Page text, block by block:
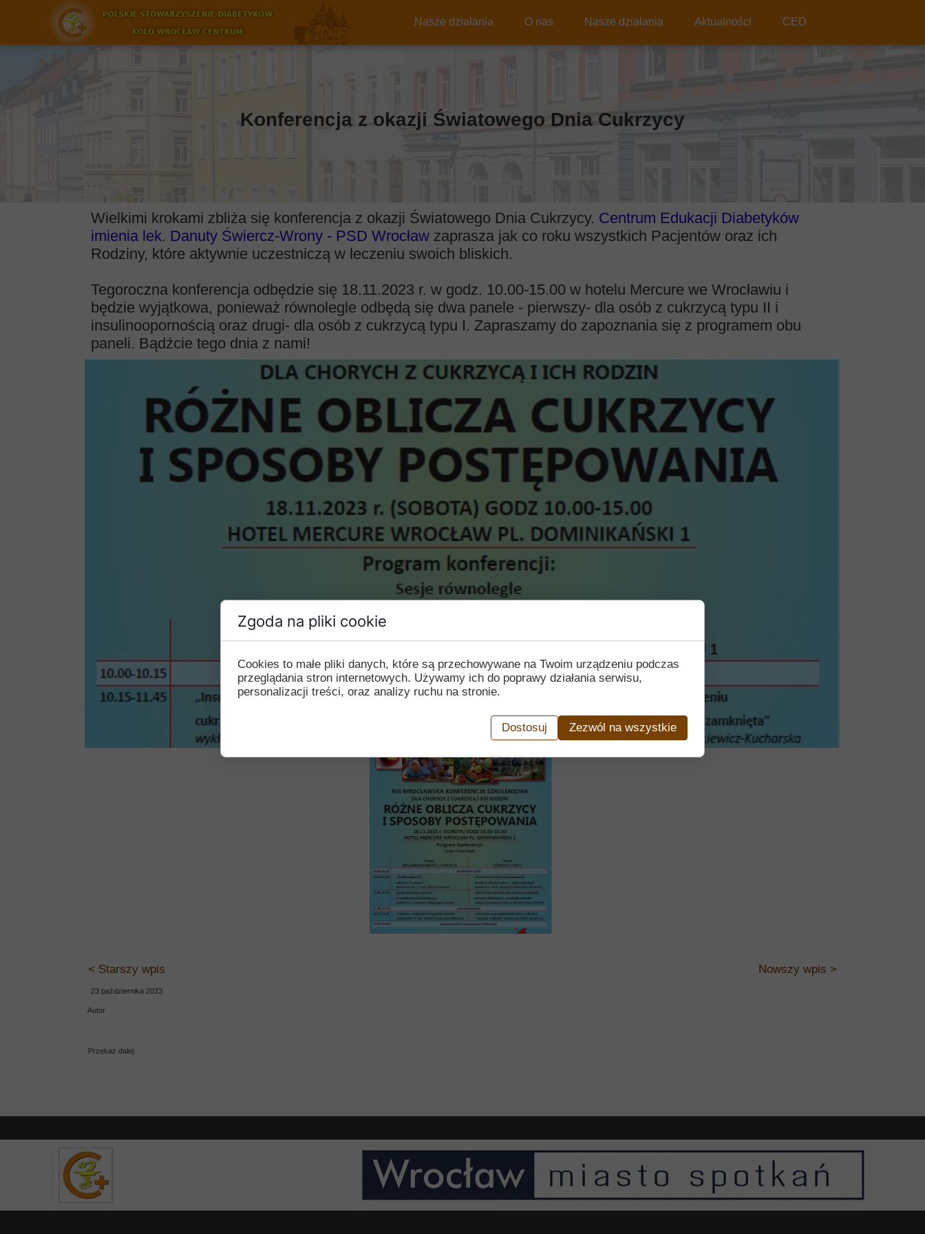
Przekaż dalej:
Nasze działania O nas Nasze działania Aktualności CED
Konferencja z okazji Światowego Dnia Cukrzycy
Wielkimi krokami zbliża się konferencja z okazji Światowego Dnia Cukrzycy. Centrum Edukacji Diabetyków
imienia lek. Danuty Świercz-Wrony - PSD Wrocław zaprasza jak co roku wszystkich Pacjentów oraz ich
Rodziny, które aktywnie uczestniczą w leczeniu swoich bliskich.
Tegoroczna konferencja odbędzie się 18.11.2023 r. w godz. 10.00-15.00 w hotelu Mercure we Wrocławiu i
będzie wyjątkowa, ponieważ równolegle odbędą się dwa panele - pierwszy- dla osób z cukrzycą typu II i
insulinoopornością oraz drugi- dla osób z cukrzycą typu I. Zapraszamy do zapoznania się z programem obu
paneli. Bądźcie tego dnia z nami!
< Starszy wpis Nowszy wpis >
Autor
23 października 2023
Zgoda na pliki cookie
Cookies to małe pliki danych, które są przechowywane na Twoim urządzeniu podczas
przeglądania stron internetowych. Używamy ich do poprawy działania serwisu,
personalizacji treści, oraz analizy ruchu na stronie.
Dostosuj Zezwól na wszystkie